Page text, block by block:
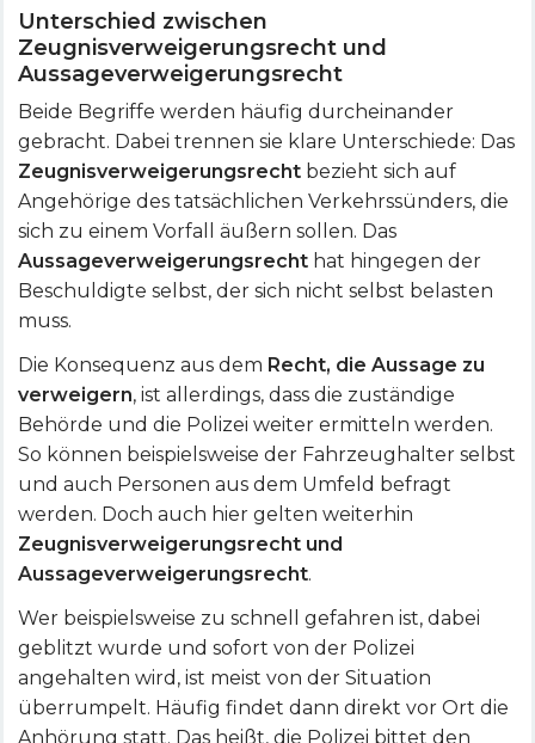
Unterschied zwischen
Zeugnisverweigerungsrecht und
Aussageverweigerungsrecht
Beide Begriffe werden häufig durcheinander
gebracht. Dabei trennen sie klare Unterschiede: Das
Zeugnisverweigerungsrecht bezieht sich auf
Angehörige des tatsächlichen Verkehrssünders, die
sich zu einem Vorfall äußern sollen. Das
Aussageverweigerungsrecht hat hingegen der
Beschuldigte selbst, der sich nicht selbst belasten
muss.
Die Konsequenz aus dem Recht, die Aussage zu
verweigern, ist allerdings, dass die zuständige
Behörde und die Polizei weiter ermitteln werden.
So können beispielsweise der Fahrzeughalter selbst
und auch Personen aus dem Umfeld befragt
werden. Doch auch hier gelten weiterhin
Zeugnisverweigerungsrecht und
Aussageverweigerungsrecht.
Wer beispielsweise zu schnell gefahren ist, dabei
geblitzt wurde und sofort von der Polizei
angehalten wird, ist meist von der Situation
überrumpelt. Häufig findet dann direkt vor Ort die
Anhörung statt. Das heißt, die Polizei bittet den